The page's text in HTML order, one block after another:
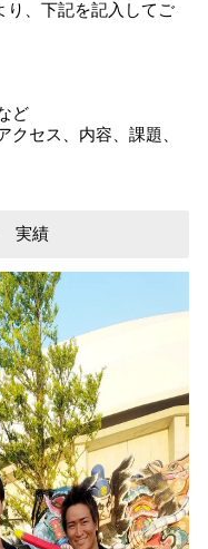
り、下記を記入してご
ど
セス、内容、課題、
実績